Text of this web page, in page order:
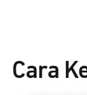
Cara